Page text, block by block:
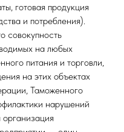
готовая продукция
и потребления).
совокупность
на любых
питания и торговли,
на этих объектах
Таможенного
нарушений